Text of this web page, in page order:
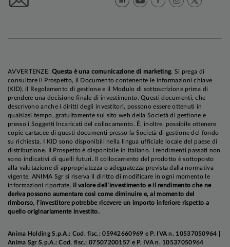
AVVERTENZE: Questa è una comunicazione di marketing. Si prega di
consultare il Prospetto, il Documento contenente le informazioni chiave
(KID), il Regolamento di gestione e il Modulo di sottoscrizione prima di
prendere una decisione finale di investimento. Questi documenti, che
descrivono anche i diritti degli investitori, possono essere ottenuti in
qualsiasi tempo, gratuitamente sul sito web della Società di gestione e
presso i Soggetti Incaricati del collocamento. È, inoltre, possibile ottenere
copie cartacee di questi documenti presso la Società di gestione del fondo
su richiesta. I KID sono disponibili nella lingua ufficiale locale del paese di
distribuzione. Il Prospetto è disponibile in italiano. I rendimenti passati non
sono indicativi di quelli futuri. Il collocamento del prodotto è sottoposto
alla valutazione di appropriatezza o adeguatezza prevista dalla normativa
vigente. ANIMA Sgr si riserva il diritto di modificare in ogni momento le
informazioni riportate.
Il valore dell’investimento e il rendimento che ne
deriva possono aumentare così come diminuire e, al momento del
rimborso, l’investitore potrebbe ricevere un importo inferiore rispetto a
quello originariamente investito.
Anima Holding S.p.A.: Cod. fisc.: 05942660969 e P. IVA n. 10537050964 |
Anima Sgr S.p.A.: Cod. fisc.: 07507200157 e P. IVA n. 10537050964